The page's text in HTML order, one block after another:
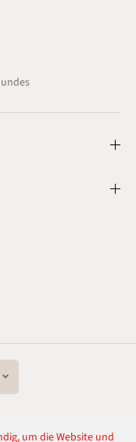
Powered by Shopify
um die Website und